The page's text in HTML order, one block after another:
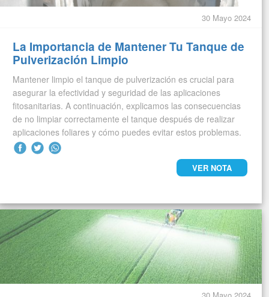
30 Mayo 2024
La Importancia de Mantener Tu Tanque de
Pulverización Limpio
Mantener limpio el tanque de pulverización es crucial para
asegurar la efectividad y seguridad de las aplicaciones
fitosanitarias. A continuación, explicamos las consecuencias
de no limpiar correctamente el tanque después de realizar
aplicaciones foliares y cómo puedes evitar estos problemas.
VER NOTA